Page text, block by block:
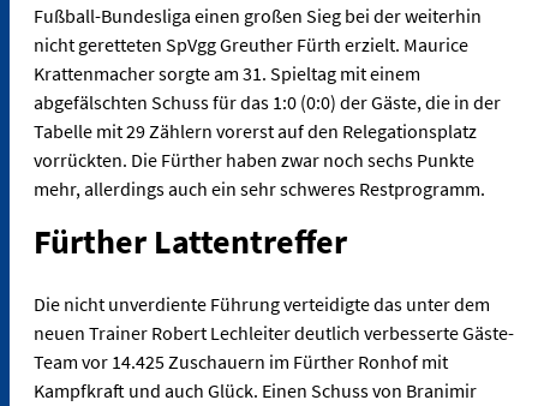
Fußball-Bundesliga einen großen Sieg bei der weiterhin
nicht geretteten SpVgg Greuther Fürth erzielt. Maurice
Krattenmacher sorgte am 31. Spieltag mit einem
abgefälschten Schuss für das 1:0 (0:0) der Gäste, die in der
Tabelle mit 29 Zählern vorerst auf den Relegationsplatz
vorrückten. Die Fürther haben zwar noch sechs Punkte
mehr, allerdings auch ein sehr schweres Restprogramm.
Fürther Lattentreffer
Die nicht unverdiente Führung verteidigte das unter dem
neuen Trainer Robert Lechleiter deutlich verbesserte Gäste-
Team vor 14.425 Zuschauern im Fürther Ronhof mit
Kampfkraft und auch Glück. Einen Schuss von Branimir